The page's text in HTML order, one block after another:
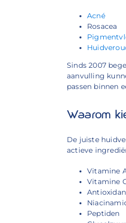
Acné
Rosacea
Sinds 2007
aanvulling
passen binnen
Waarom
De juiste
actieve
Vitamine
Vitamine
Peptiden